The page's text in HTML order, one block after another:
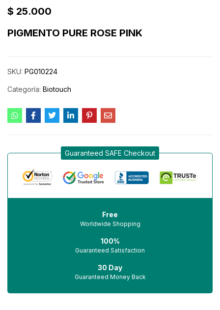
$ 25.000
PIGMENTO PURE ROSE PINK
SKU: PG010224
Categoría: Biotouch
Guaranteed SAFE Checkout
Free
Worldwide Shopping
100%
Guaranteed Satisfaction
30 Day
Guaranteed Money Back